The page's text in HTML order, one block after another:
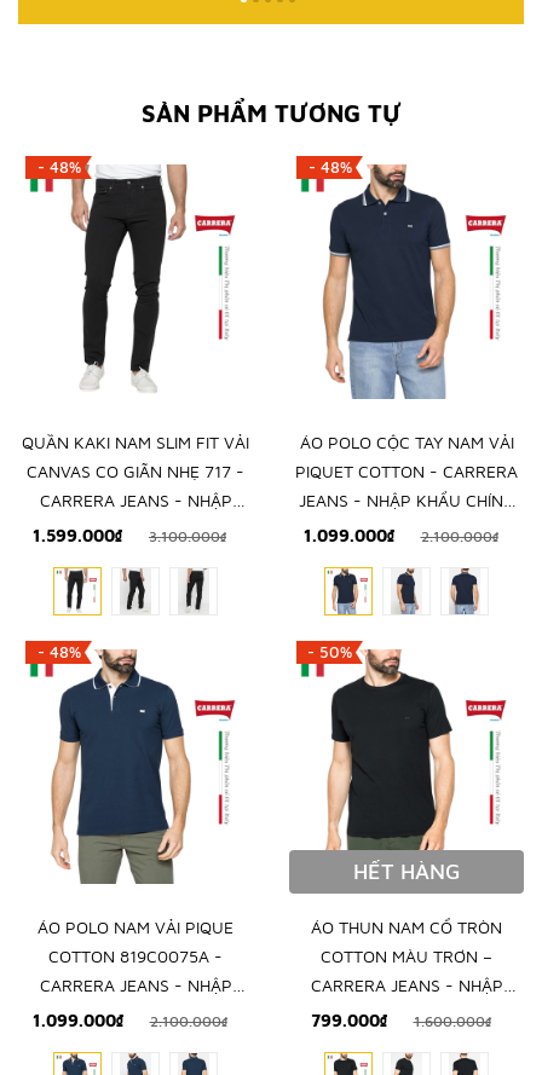
SẢN PHẨM TƯƠNG TỰ
- 48%
QUẦN KAKI NAM SLIM FIT VẢI
CANVAS CO GIÃN NHẸ 717 -
CARRERA JEANS - NHẬP
KHẨU CHÍNH NGẠCH TỪ Ý
1.599.000₫ 3.100.000₫
- 48%
ÁO POLO CỘC TAY NAM VẢI
PIQUET COTTON - CARRERA
JEANS - NHẬP KHẨU CHÍNH
NGẠCH TỪ ITALIA
1.099.000₫ 2.100.000₫
- 48%
ÁO POLO NAM VẢI PIQUE
COTTON 819C0075A -
CARRERA JEANS - NHẬP
KHẨU CHÍNH NGẠCH TỪ
1.099.000₫ 2.100.000₫
- 50%
HẾT HÀNG
ÁO THUN NAM CỔ TRÒN
COTTON MÀU TRƠN –
CARRERA JEANS - NHẬP
KHẨU CHÍNH HÃNG TỪ Ý
799.000₫ 1.600.000₫